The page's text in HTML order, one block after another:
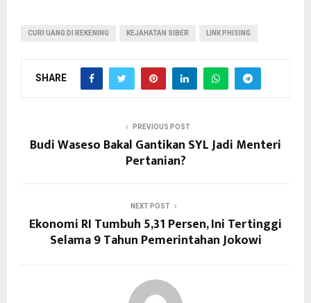
CURI UANG DI REKENING KEJAHATAN SIBER LINK PHISING
SHARE
PREVIOUS POST
Budi Waseso Bakal Gantikan SYL Jadi Menteri
Pertanian?
NEXT POST
Ekonomi RI Tumbuh 5,31 Persen, Ini Tertinggi
Selama 9 Tahun Pemerintahan Jokowi